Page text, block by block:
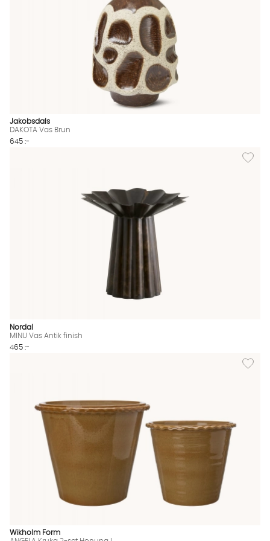
Jakobsdals
DAKOTA Vas Brun
645 :-
Lägg
Nordal
MINU Vas Antik finish
465 :-
Lägg
Wikholm Form